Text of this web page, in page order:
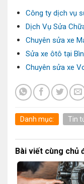
Công ty dịch vụ
Dịch Vụ Sửa
Chuyên sửa xe
Sửa xe ôtô tại
Chuyên sửa xe
Danh mục: Tin
Bài viết cùng chủ